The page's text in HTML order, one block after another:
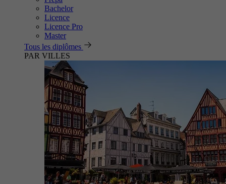
Bachelor
Licence
Licence Pro
Master
Tous les diplômes
PAR VILLES